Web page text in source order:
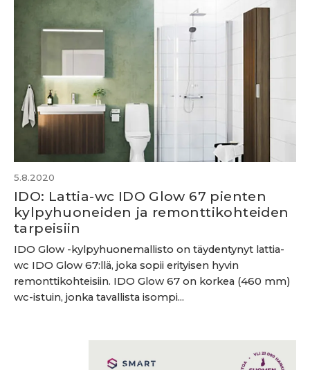
5.8.2020
IDO: Lattia-wc IDO Glow 67 pienten
kylpyhuoneiden ja remonttikohteiden
tarpeisiin
IDO Glow -kylpyhuonemallisto on täydentynyt lattia-
wc IDO Glow 67:llä, joka sopii erityisen hyvin
remonttikohteisiin. IDO Glow 67 on korkea (460 mm)
wc-istuin, jonka tavallista isompi...